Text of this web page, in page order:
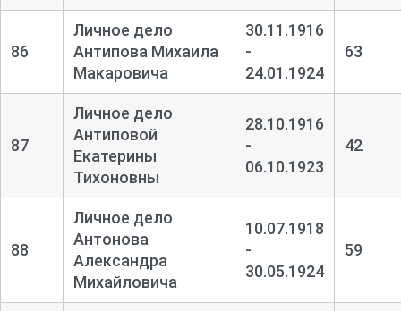
86
Личное дело
Антипова Михаила
Макаровича
30.11.1916
-
24.01.1924
63
87
Личное дело
Антиповой
Екатерины
Тихоновны
28.10.1916
-
06.10.1923
42
88
Личное дело
Антонова
Александра
Михайловича
10.07.1918
-
30.05.1924
59